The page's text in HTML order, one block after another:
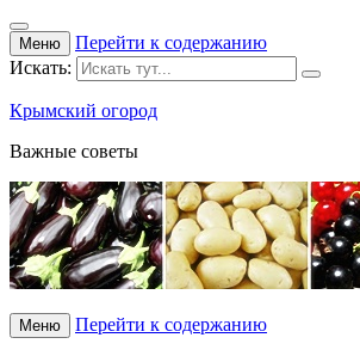
Меню
Перейти к содержанию
Искать:
Крымский огород
Важные советы
Меню Перейти к содержанию